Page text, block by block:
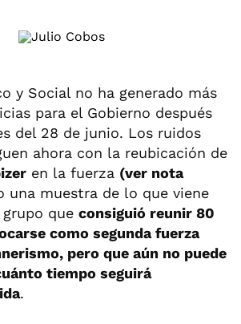
y Social no ha generado más
para el Gobierno después
del 28 de junio. Los ruidos
ahora con la reubicación de
en la fuerza (ver nota
una muestra de lo que viene
grupo que consiguió reunir 80
como segunda fuerza
pero que aún no puede
tiempo seguirá
.